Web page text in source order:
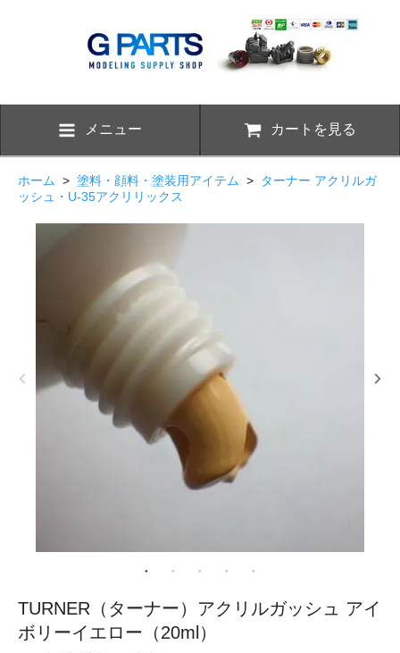
メニュー カートを見る
ホーム > 塗料・顔料・塗装用アイテム >
ターナー アクリルガ
ッシュ・U-35アクリリックス
TURNER（ターナー）アクリルガッシュ アイ
ボリーイエロー（20ml）